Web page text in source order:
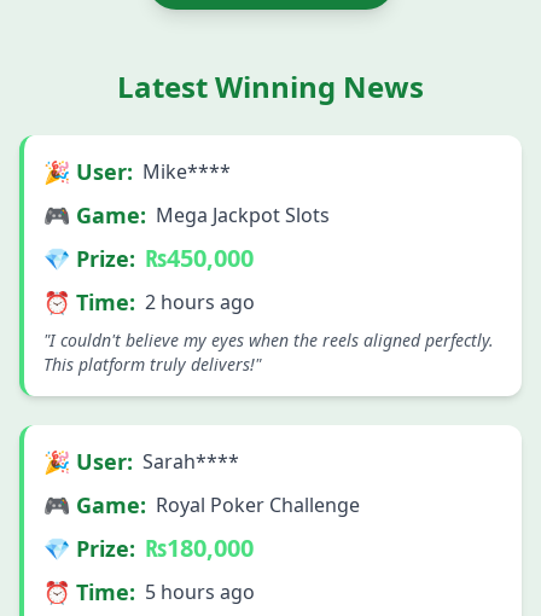
Latest Winning News
🎉 User: Mike****
🎮 Game: Mega Jackpot Slots
💎 Prize: ₨450,000
⏰ Time: 2 hours ago
"I couldn't believe my eyes when the reels aligned perfectly.
This platform truly delivers!"
🎉 User: Sarah****
🎮 Game: Royal Poker Challenge
💎 Prize: ₨180,000
⏰ Time: 5 hours ago